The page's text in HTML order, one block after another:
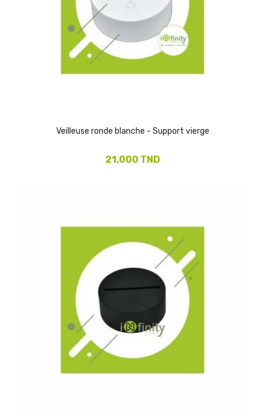
Veilleuse ronde blanche - Support vierge
21,000 TND